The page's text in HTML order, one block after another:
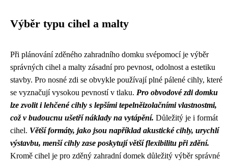
Výběr typu cihel a malty
Při plánování zděného zahradního domku svépomocí je výběr
správných cihel a malty zásadní pro pevnost, odolnost a estetiku
stavby. Pro nosné zdi se obvykle používají plné pálené cihly, které
se vyznačují vysokou pevností v tlaku. Pro obvodové zdi domku
lze zvolit i lehčené cihly s lepšími tepelněizolačními vlastnostmi,
což v budoucnu ušetří náklady na vytápění. Důležitý je i formát
cihel. Větší formáty, jako jsou například akustické cihly, urychlí
výstavbu, menší cihly zase poskytují větší flexibilitu při zdění.
Kromě cihel je pro zděný zahradní domek důležitý výběr správné